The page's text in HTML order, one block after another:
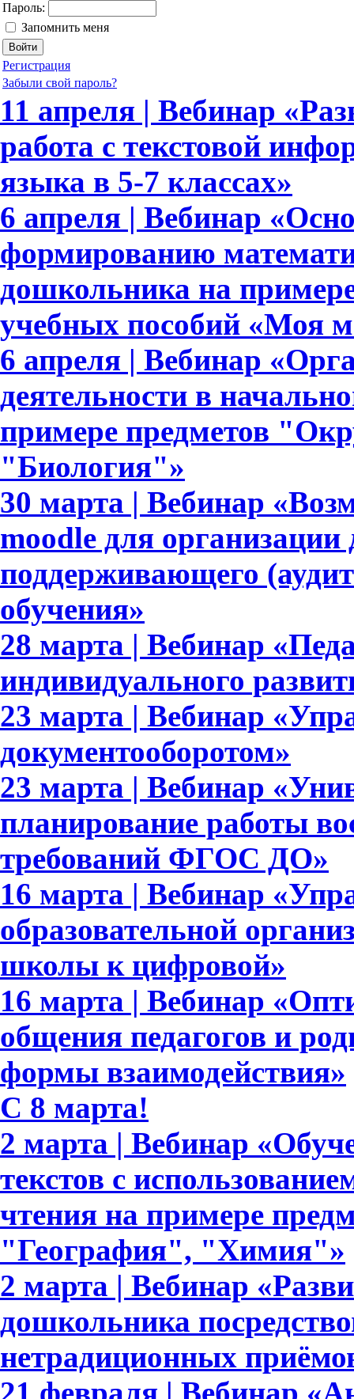
Пароль:
Запомнить меня
Регистрация
Забыли свой пароль?
11 апреля | Вебинар
работа с текстовой
языка в 5-7 классах»
6 апреля | Вебинар
формированию
дошкольника на
учебных пособий «Моя
6 апреля | Вебинар
деятельности в
примере предметов
"Биология"»
30 марта | Вебинар
moodle для организации
поддерживающего
обучения»
28 марта | Вебинар
индивидуального
23 марта | Вебинар
документооборотом»
23 марта | Вебинар
планирование работы
требований ФГОС ДО»
16 марта | Вебинар
образовательной
школы к цифровой»
16 марта | Вебинар
общения педагогов и
формы взаимодействия»
C 8 марта!
2 марта | Вебинар
текстов с
чтения на примере
"География", "Химия"»
2 марта | Вебинар
дошкольника
нетрадиционных